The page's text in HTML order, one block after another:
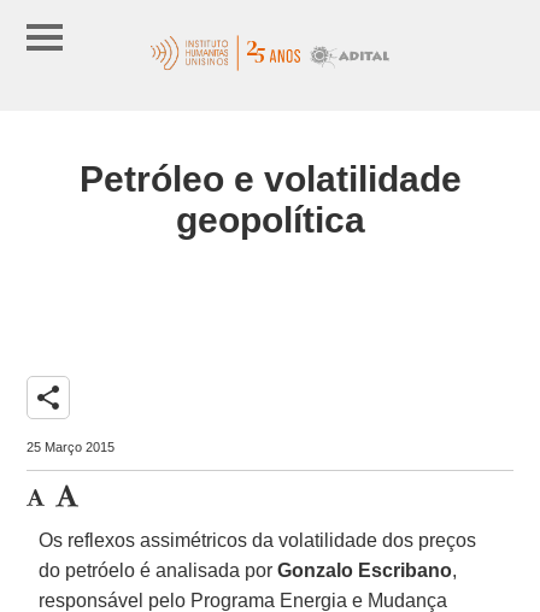
Petróleo e volatilidade
geopolítica
share
25 Março 2015
Os reflexos assimétricos da volatilidade dos preços
do petróelo é analisada porGonzalo Escribano,
responsável pelo Programa Energia e Mudança